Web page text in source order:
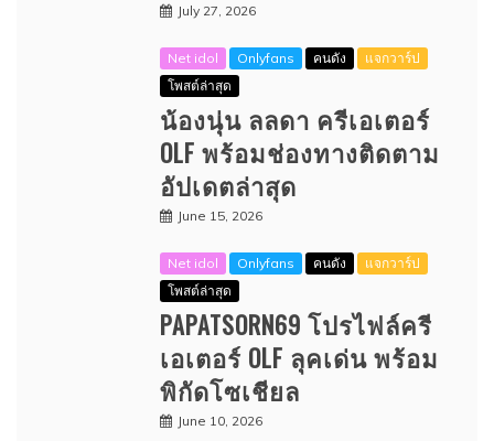
July 27, 2026
Net idol Onlyfans คนดัง
แจกวาร์ป
โพสต์ล่าสุด
น้องนุ่น ลลดา ครีเอเตอร์
OLF พร้อมช่องทางติดตาม
อัปเดตล่าสุด
June 15, 2026
Net idol Onlyfans คนดัง
แจกวาร์ป
โพสต์ล่าสุด
PAPATSORN69 โปรไฟล์ครี
เอเตอร์ OLF ลุคเด่น พร้อม
พิกัดโซเชียล
June 10, 2026